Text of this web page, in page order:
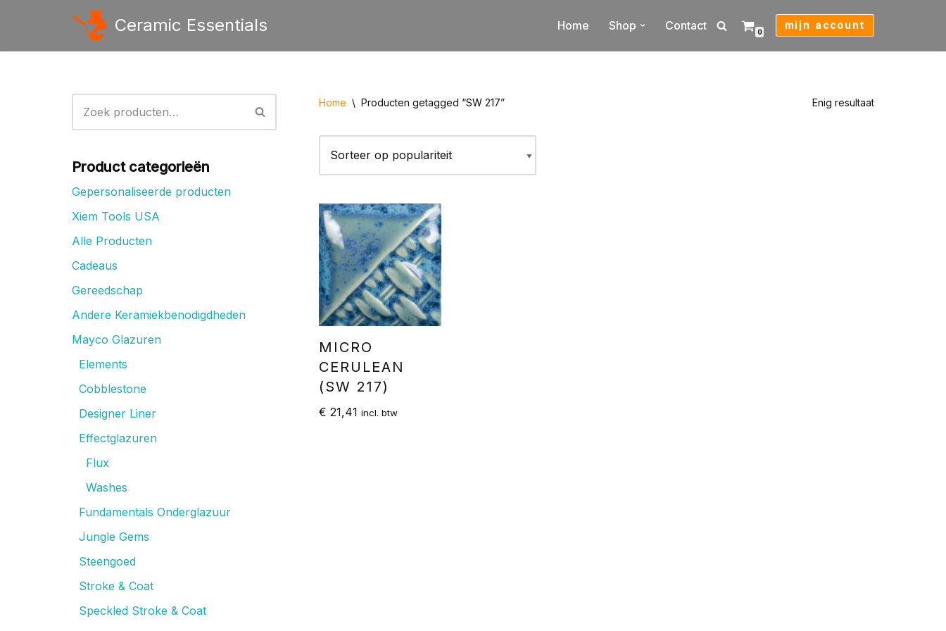
naar
Ceramic Essentials Home Shop Contact 0
mijn account
Product categorieën
Gepersonaliseerde producten
Xiem Tools USA
Alle Producten
Cadeaus
Gereedschap
Andere Keramiekbenodigdheden
Mayco Glazuren
Elements
Cobblestone
Designer Liner
Effectglazuren
Flux
Washes
Fundamentals Onderglazuur
Jungle Gems
Steengoed
Stroke & Coat
Speckled Stroke & Coat
Home \ Producten getagged “SW 217” Enig resultaat
MICRO
CERULEAN
(SW 217)
€ 21,41 incl. btw